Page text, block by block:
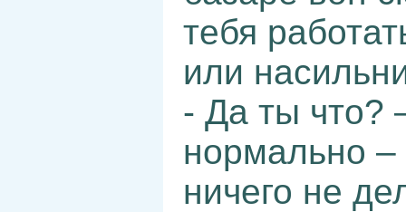
тебя
или
- Да ты что?
нормально
ничего не